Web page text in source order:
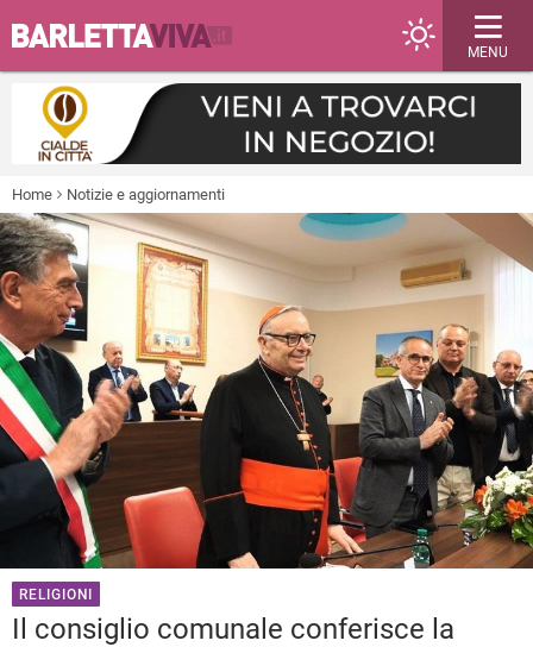
MENU
Home Notizie e aggiornamenti
RELIGIONI
Il consiglio comunale conferisce la